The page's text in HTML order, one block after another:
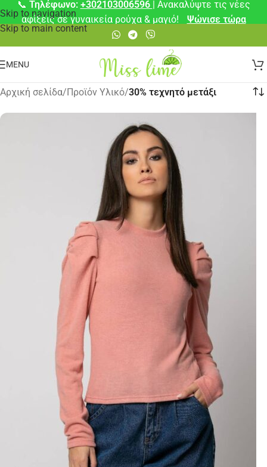
Skip to navigation
Skip to main content
📞 Τηλέφωνο: +302103006596 | Ανακαλύψτε τις νέες
αφίξεις σε γυναικεία ρούχα & μαγιό!
Ψώνισε τώρα
MENU
Αρχική σελίδα/Προϊόν Υλικό/30% τεχνητό μετάξι